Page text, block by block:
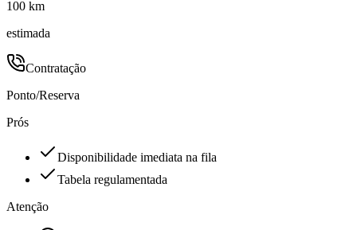
100 km
estimada
Contratação
Ponto/Reserva
Prós
Disponibilidade imediata na fila
Tabela regulamentada
Atenção